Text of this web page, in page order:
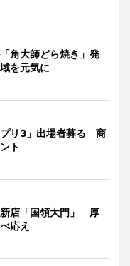
角大師どら焼き」発
を元気に
リ3」出場者募る 商
ト
店「国領大門」 厚
応え